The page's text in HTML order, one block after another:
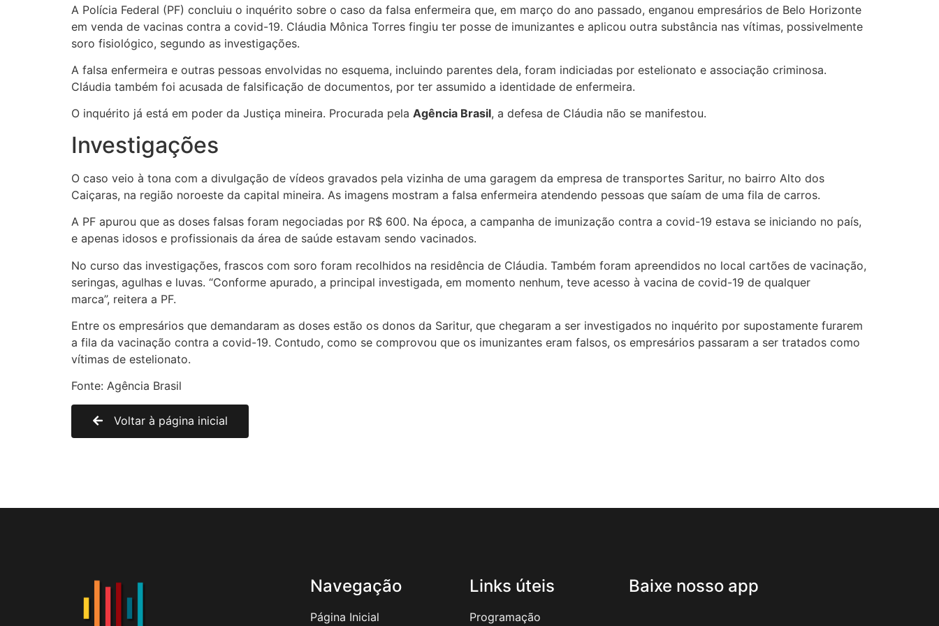
A Polícia Federal (PF) concluiu o inquérito sobre o caso da falsa enfermeira que, em março do ano passado, enganou empresários de Belo Horizonte
em venda de vacinas contra a covid-19. Cláudia Mônica Torres fingiu ter posse de imunizantes e aplicou outra substância nas vítimas, possivelmente
soro fisiológico, segundo as investigações.
A falsa enfermeira e outras pessoas envolvidas no esquema, incluindo parentes dela, foram indiciadas por estelionato e associação criminosa.
Cláudia também foi acusada de falsificação de documentos, por ter assumido a identidade de enfermeira.
O inquérito já está em poder da Justiça mineira. Procurada pela Agência Brasil, a defesa de Cláudia não se manifestou.
Investigações
O caso veio à tona com a divulgação de vídeos gravados pela vizinha de uma garagem da empresa de transportes Saritur, no bairro Alto dos
Caiçaras, na região noroeste da capital mineira. As imagens mostram a falsa enfermeira atendendo pessoas que saíam de uma fila de carros.
A PF apurou que as doses falsas foram negociadas por R$ 600. Na época, a campanha de imunização contra a covid-19 estava se iniciando no país,
e apenas idosos e profissionais da área de saúde estavam sendo vacinados.
No curso das investigações, frascos com soro foram recolhidos na residência de Cláudia. Também foram apreendidos no local cartões de vacinação,
seringas, agulhas e luvas. “Conforme apurado, a principal investigada, em momento nenhum, teve acesso à vacina de covid-19 de qualquer
marca”, reitera a PF.
Entre os empresários que demandaram as doses estão os donos da Saritur, que chegaram a ser investigados no inquérito por supostamente furarem
a fila da vacinação contra a covid-19. Contudo, como se comprovou que os imunizantes eram falsos, os empresários passaram a ser tratados como
vítimas de estelionato.
Fonte: Agência Brasil
Voltar à página inicial
Navegação
Página Inicial
Links úteis
Programação
Baixe nosso app